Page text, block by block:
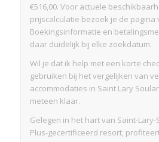
€516,00. Voor actuele
prijscalculatie bezoek je de pagina
Boekingsinformatie en
daar duidelijk bij elke zoekdatum.
Wil je dat ik help met een korte
gebruiken bij het vergelijken van
accommodaties in Saint Lary
meteen klaar.
Gelegen in het hart van Saint-Lary-
Plus-gecertificeerd resort,